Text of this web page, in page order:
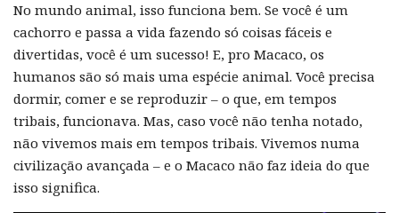
No mundo animal, isso funciona bem. Se você é um
cachorro e passa a vida fazendo só coisas fáceis e
divertidas, você é um sucesso! E, pro Macaco, os
humanos são só mais uma espécie animal. Você precisa
dormir, comer e se reproduzir – o que, em tempos
tribais, funcionava. Mas, caso você não tenha notado,
não vivemos mais em tempos tribais. Vivemos numa
civilização avançada – e o Macaco não faz ideia do que
isso significa.